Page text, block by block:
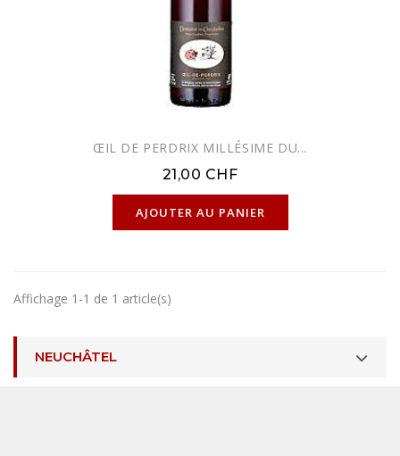
ŒIL DE PERDRIX MILLÉSIME DU...
21,00 CHF
AJOUTER AU PANIER
Affichage 1-1 de 1 article(s)
NEUCHÂTEL